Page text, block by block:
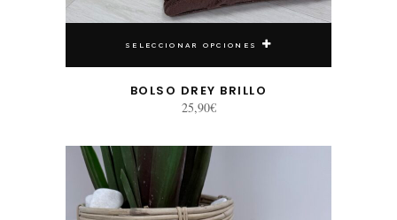
SELECCIONAR OPCIONES
BOLSO DREY BRILLO
25,90€